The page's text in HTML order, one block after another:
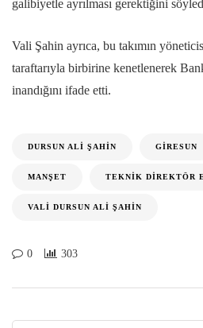
galibiyetle ayrılması gerektiğini
Vali Şahin ayrıca, bu takımın
taraftarıyla birbirine kenetlenerek
inandığını ifade etti.
DURSUN ALI ŞAHIN GIRESUN
MANŞET TEKNIK DIREKTÖR
VALI DURSUN ALI ŞAHIN
0 303